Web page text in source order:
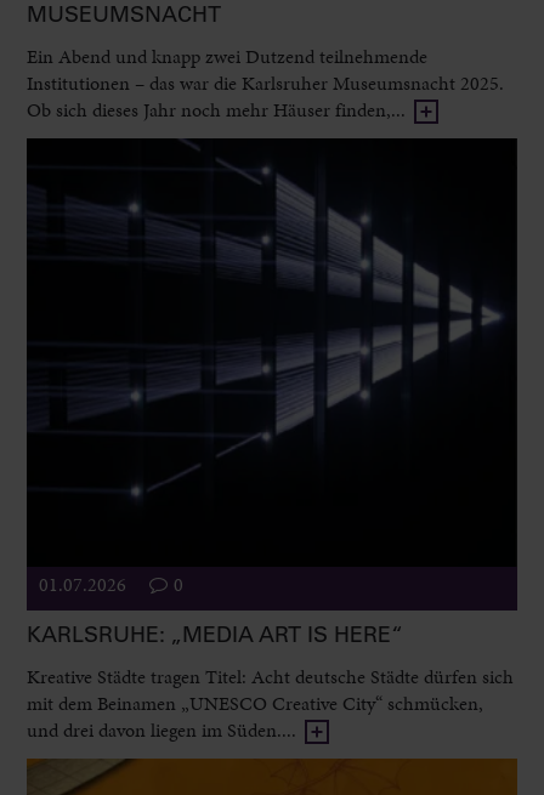
MUSEUMSNACHT
Ein Abend und knapp zwei Dutzend teilnehmende
Institutionen – das war die Karlsruher Museumsnacht 2025.
Ob sich dieses Jahr noch mehr Häuser finden,...
01.07.2026 0
KARLSRUHE: „MEDIA ART IS HERE“
Kreative Städte tragen Titel: Acht deutsche Städte dürfen sich
mit dem Beinamen „UNESCO Creative City“ schmücken,
und drei davon liegen im Süden....